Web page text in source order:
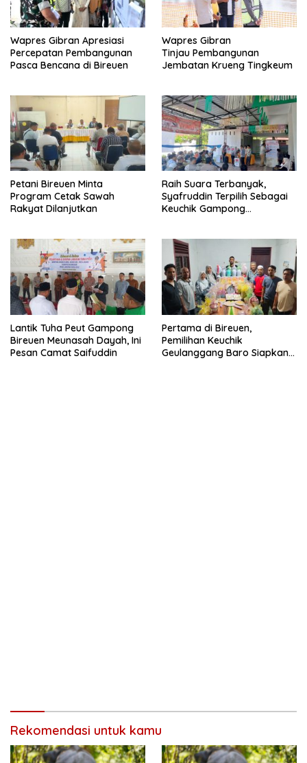
Wapres Gibran Apresiasi
Percepatan Pembangunan
Pasca Bencana di Bireuen
Wapres Gibran
Tinjau Pembangunan
Jembatan Krueng Tingkeum
Petani Bireuen Minta
Program Cetak Sawah
Rakyat Dilanjutkan
Raih Suara Terbanyak,
Syafruddin Terpilih Sebagai
Keuchik Gampong
Lantik Tuha Peut Gampong
Bireuen Meunasah Dayah, Ini
Pertama di Bireuen,
Pemilihan Keuchik
Geulanggang Baro Siapkan
Rekomendasi untuk kamu